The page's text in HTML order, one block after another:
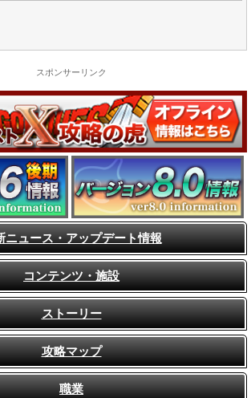
スポンサーリンク
ニュース・アップデート情報
コンテンツ・施設
ストーリー
攻略マップ
職業